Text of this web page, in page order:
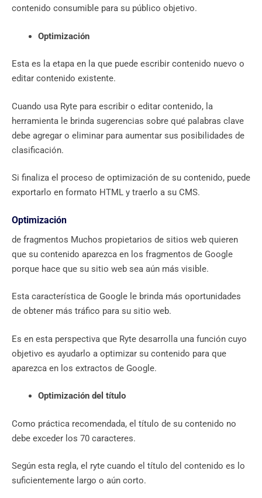
contenido consumible para su público objetivo.
Optimización
Esta es la etapa en la que puede escribir contenido nuevo o
editar contenido existente.
Cuando usa Ryte para escribir o editar contenido, la
herramienta le brinda sugerencias sobre qué palabras clave
debe agregar o eliminar para aumentar sus posibilidades de
clasificación.
Si finaliza el proceso de optimización de su contenido, puede
exportarlo en formato HTML y traerlo a su CMS.
Optimización
de fragmentos Muchos propietarios de sitios web quieren
que su contenido aparezca en los fragmentos de Google
porque hace que su sitio web sea aún más visible.
Esta característica de Google le brinda más oportunidades
de obtener más tráfico para su sitio web.
Es en esta perspectiva que Ryte desarrolla una función cuyo
objetivo es ayudarlo a optimizar su contenido para que
aparezca en los extractos de Google.
Optimización del título
Como práctica recomendada, el título de su contenido no
debe exceder los 70 caracteres.
Según esta regla, el ryte cuando el título del contenido es lo
suficientemente largo o aún corto.